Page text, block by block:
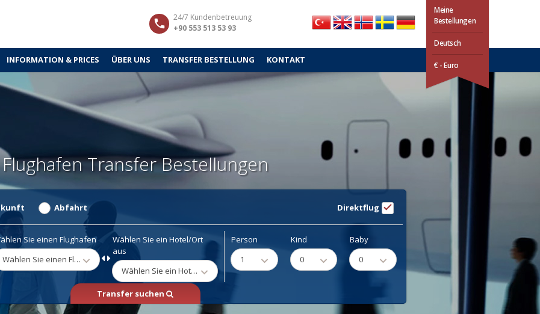
Meine
Bestellungen
Deutsch
€ - Euro
24/7 Kundenbetreuung
+90 553 513 53 93
INFORMATION & PRICES ÜBER UNS TRANSFER BESTELLUNG KONTAKT
Flughafen Transfer Bestellungen
Abfahrt Direktflug
Sie einen Flughafen
Wählen Sie einen Flughafen
Wählen Sie ein Hotel/Ort
aus
Wählen Sie ein Hotel/Ort aus
Person
1
Kind
0
Baby
0
Transfer suchen